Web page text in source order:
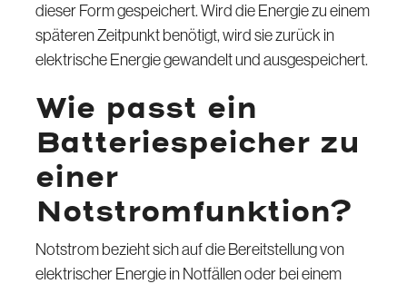
dieser Form gespeichert. Wird die Energie zu einem
späteren Zeitpunkt benötigt, wird sie zurück in
elektrische Energie gewandelt und ausgespeichert.
Wie passt ein
Batteriespeicher zu
einer
Notstromfunktion?
Notstrom bezieht sich auf die Bereitstellung von
elektrischer Energie in Notfällen oder bei einem